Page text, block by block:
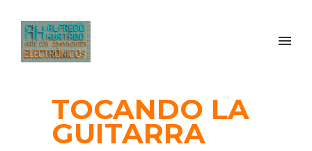
TOCANDO LA
GUITARRA